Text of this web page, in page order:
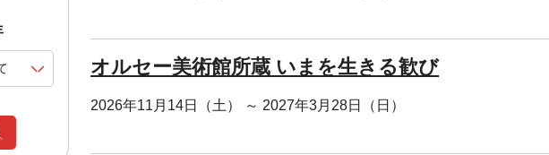
オルセー美術館所蔵 いまを生きる歓び
2026年11月14日（土） ～ 2027年3月28日（日）